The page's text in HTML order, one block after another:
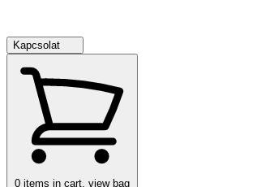
Kapcsolat
0 items in cart, view bag